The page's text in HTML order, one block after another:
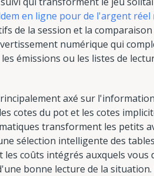
en ligne pour de l'argent réel
de la session et la
numérique qui
émissions ou les listes de
axé sur
cotes du pot et les cotes
transforment les petits
sélection intelligente des
coûts intégrés auxquels
bonne lecture de la